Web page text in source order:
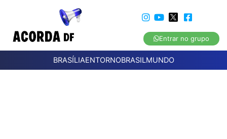
Entrar no grupo
BRASÍLIAENTORNOBRASILMUNDO